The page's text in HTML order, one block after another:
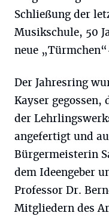
Schließung der
Musikschule, 50
neue
Der Jahresring
Kayser
der
angefertigt und
Bürgermeisterin
dem Ideengeber
Professor Dr.
Mitgliedern des